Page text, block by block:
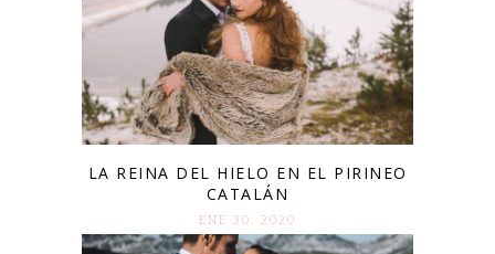
LA REINA DEL HIELO EN EL PIRINEO
CATALÁN
ENE 30. 2020